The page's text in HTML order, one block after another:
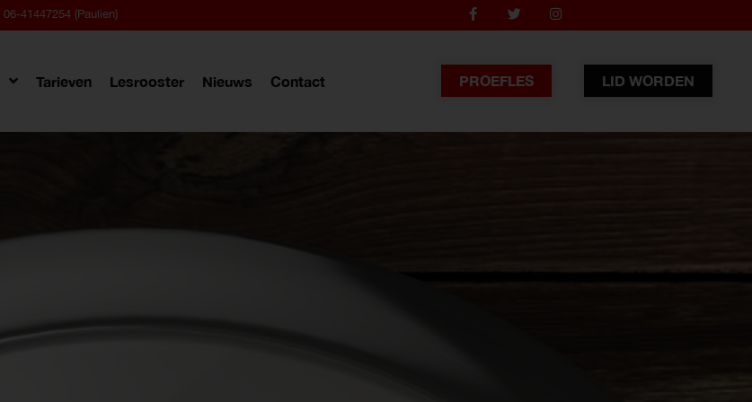
06-41447254 (Paulien)
Tarieven Lesrooster Nieuws Contact PROEFLES LID WORDEN